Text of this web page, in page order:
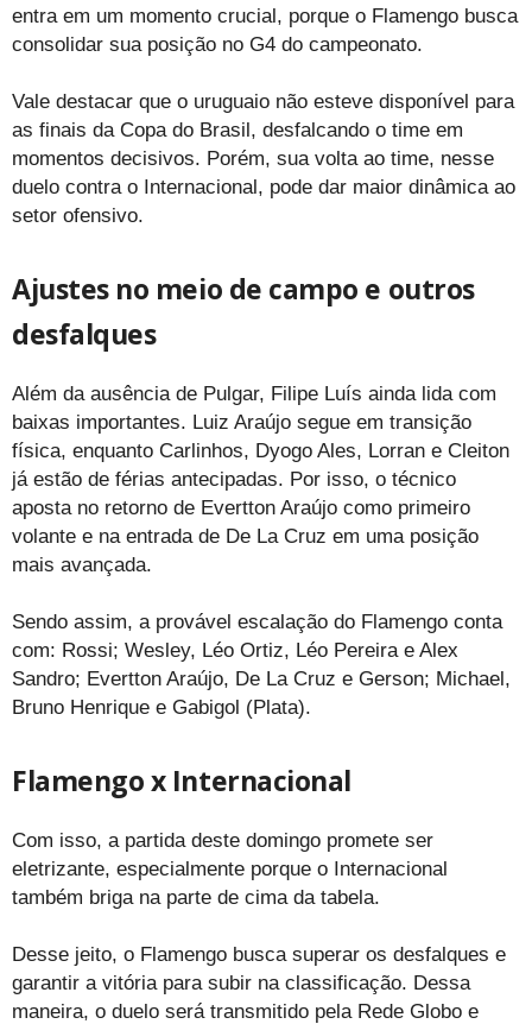
entra em um momento crucial, porque o Flamengo busca
consolidar sua posição no G4 do campeonato.
Vale destacar que o uruguaio não esteve disponível para
as finais da Copa do Brasil, desfalcando o time em
momentos decisivos. Porém, sua volta ao time, nesse
duelo contra o Internacional, pode dar maior dinâmica ao
setor ofensivo.
Ajustes no meio de campo e outros
desfalques
Além da ausência de Pulgar, Filipe Luís ainda lida com
baixas importantes. Luiz Araújo segue em transição
física, enquanto Carlinhos, Dyogo Ales, Lorran e Cleiton
já estão de férias antecipadas. Por isso, o técnico
aposta no retorno de Evertton Araújo como primeiro
volante e na entrada de De La Cruz em uma posição
mais avançada.
Sendo assim, a provável escalação do Flamengo conta
com: Rossi; Wesley, Léo Ortiz, Léo Pereira e Alex
Sandro; Evertton Araújo, De La Cruz e Gerson; Michael,
Bruno Henrique e Gabigol (Plata).
Flamengo x Internacional
Com isso, a partida deste domingo promete ser
eletrizante, especialmente porque o Internacional
também briga na parte de cima da tabela.
Desse jeito, o Flamengo busca superar os desfalques e
garantir a vitória para subir na classificação. Dessa
maneira, o duelo será transmitido pela Rede Globo e